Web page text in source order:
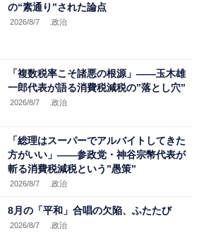
の“素通り”された論点
2026/8/7 .政治
「複数税率こそ諸悪の根源」――玉木雄
一郎代表が語る消費税減税の”落とし穴”
2026/8/7 .政治
「総理はスーパーでアルバイトしてきた
方がいい」――参政党・神谷宗幣代表が
斬る消費税減税という”愚策”
2026/8/7 .政治
8月の「平和」合唱の欠陥、ふたたび
2026/8/7 .政治